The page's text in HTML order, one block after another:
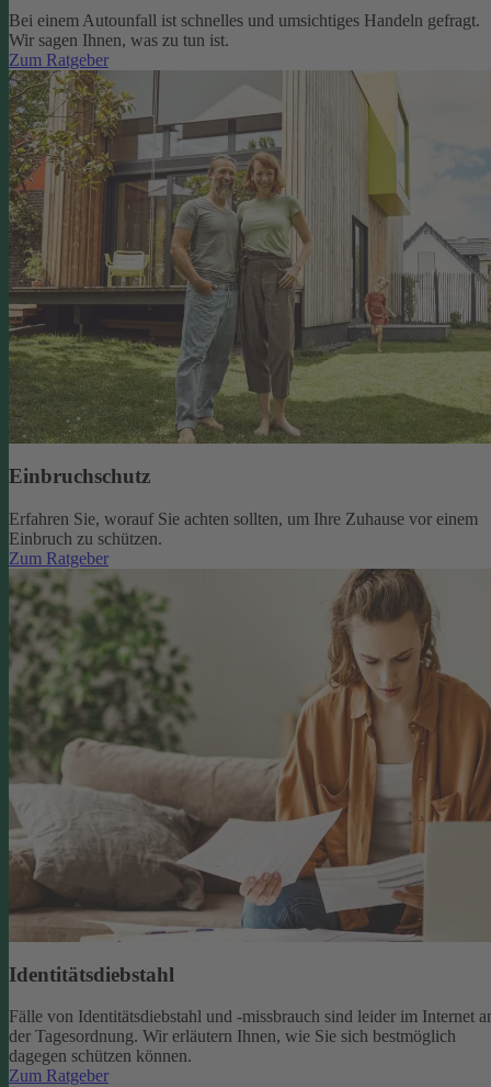
Bei einem Autounfall ist schnelles und umsichtiges Handeln gefragt.
Wir sagen Ihnen, was zu tun ist.
Zum Ratgeber
Einbruchschutz
Erfahren Sie, worauf Sie achten sollten, um Ihre Zuhause vor einem
Einbruch zu schützen.
Zum Ratgeber
Identitätsdiebstahl
Fälle von Identitätsdiebstahl und -missbrauch sind leider im Internet
der Tagesordnung. Wir erläutern Ihnen, wie Sie sich bestmöglich
dagegen schützen können.
Zum Ratgeber